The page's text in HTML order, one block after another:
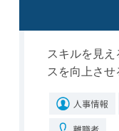
スキルを見
スを向上させ